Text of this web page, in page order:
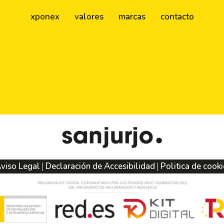
xponex valores marcas contacto
Legal Declaración de Accesibilidad Politica de